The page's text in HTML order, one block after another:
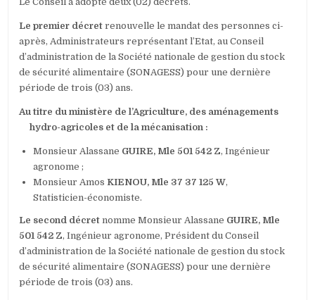
Le premier décret renouvelle le mandat des personnes ci-
après, Administrateurs représentant l’Etat, au Conseil
d’administration de la Société nationale de gestion du stock
de sécurité alimentaire (SONAGESS) pour une dernière
période de trois (03) ans.
Au titre du ministère de l’Agriculture, des aménagements
hydro-agricoles et de la mécanisation :
Monsieur Alassane GUIRE, Mle 501 542 Z, Ingénieur
agronome ;
Monsieur AmosKIENOU, Mle 37 37 125 W,
Statisticien-économiste.
Le second décret nomme Monsieur Alassane GUIRE, Mle
501 542 Z, Ingénieur agronome, Président du Conseil
d’administration de la Société nationale de gestion du stock
de sécurité alimentaire (SONAGESS) pour une dernière
période de trois (03) ans.